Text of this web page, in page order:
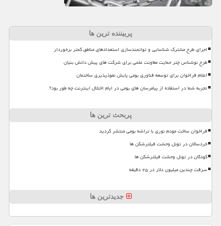
پربیننده ترین ها
اجرای طرح مشترک شناسایی و توانمندسازی استعدادهای مناطق کمتر برخوردار
طرح نوشناس چتر حمایت معاونت علمی برای شرکت های پیش دانش بنیان
اعلام فراخوان برای توسعه فناوری بومی پایش نفوذپذیری ساختمان
تجربه شما در استفاده از پیامرسان های بومی در ایام اختلال اینترنت چه طور بود؟
پربحث ترین ها
فراخوان ساخت مودم نوری با تراشه بومی منتشر گردید
خردسالان در تونل وحشت فیلترشکن ها
کودکان در تونل وحشت فیلترشکن ها
سرقت چندین میلیون دلار در ۲۵ دقیقه
جدیدترین ها